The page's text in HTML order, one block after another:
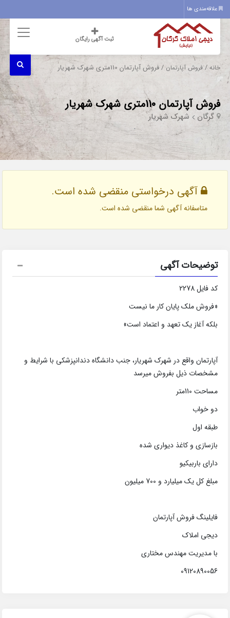
علاقه‌مندی ها
ثبت آگهی رایگان
خانه /فروش آپارتمان / فروش آپارتمان 110متری شهرک شهریار
فروش آپارتمان 110متری شهرک شهریار
گرگان شهرک شهریار
آگهی درخواستی منقضی شده است.
متاسفانه آگهی شما منقضی شده است.
توضیحات آگهی
کد فایل 2278
«فروش ملک پایان کار ما نیست
بلکه آغاز یک تعهد و اعتماد است»
آپارتمان واقع در شهرک شهریار، جنب دانشگاه دندانپزشکی با شرایط و
مشخصات ذیل بفروش میرسد
مساحت 110متر
دو خواب
طبقه اول
بازسازی و کاغذ دیواری شده
دارای باربیکیو
مبلغ کل یک میلیارد و 700 میلیون
فایلینگ فروش آپارتمان
دیجی املاک
با مدیریت مهندس مختاری
09120890056